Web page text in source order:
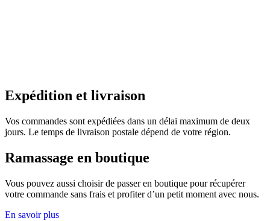
Expédition et livraison
Vos commandes sont expédiées dans un délai maximum de deux
jours. Le temps de livraison postale dépend de votre région.
Ramassage en boutique
Vous pouvez aussi choisir de passer en boutique pour récupérer
votre commande sans frais et profiter d’un petit moment avec nous.
En savoir plus